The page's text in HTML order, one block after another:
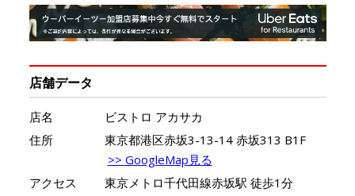
店舗データ
店名
ビストロ アカサカ
住所
東京都港区赤坂3-13-14 赤坂313 B1F
>> GoogleMap見る
アクセス
東京メトロ千代田線赤坂駅 徒歩1分